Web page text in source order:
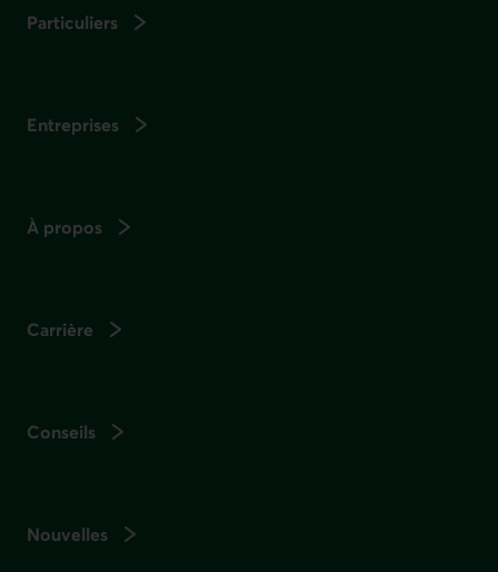
Particuliers
Entreprises
À propos
Carrière
Conseils
Nouvelles